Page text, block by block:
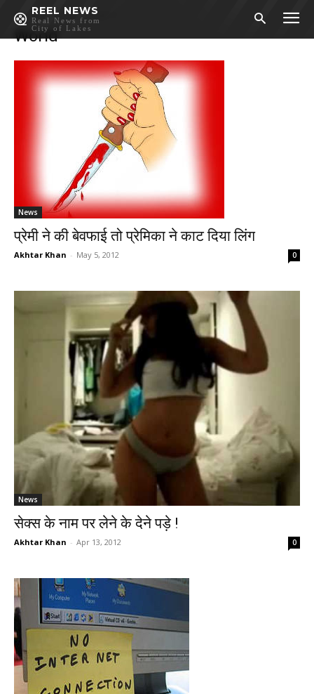
REEL NEWS
Real News from
City of Lakes
Home World Page 4
World
News
प्रेमी ने की बेवफाई तो प्रेमिका ने काट दिया लिंग
Akhtar Khan - May 5, 2012 0
News
सेक्स के नाम पर लेने के देने पड़े !
Akhtar Khan - Apr 13, 2012 0